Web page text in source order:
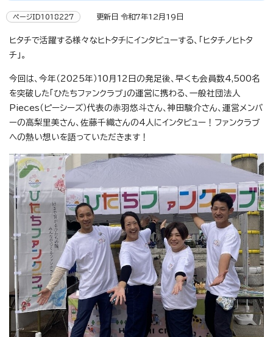
ページID1018227 更新日 令和7年12月19日
ヒタチで活躍する様々なヒトタチにインタビューする、「ヒタチノヒトタ
チ」。
今回は、今年（2025年）10月12日の発足後、早くも会員数4,500名
を突破した「ひたちファンクラブ」の運営に携わる、一般社団法人
Pieces（ピーシーズ）代表の赤羽悠斗さん、神田駿介さん、運営メンバ
ーの高梨里美さん、佐藤千織さんの4人にインタビュー！ファンクラブ
への熱い想いを語っていただきます！